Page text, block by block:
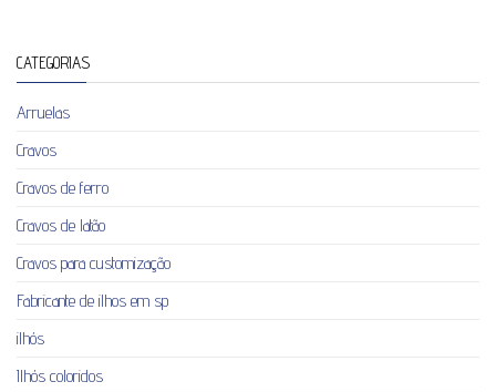
CATEGORIAS
Arruelas
Cravos
Cravos de ferro
Cravos de latão
Cravos para customização
Fabricante de ilhos em sp
ilhós
Ilhós coloridos